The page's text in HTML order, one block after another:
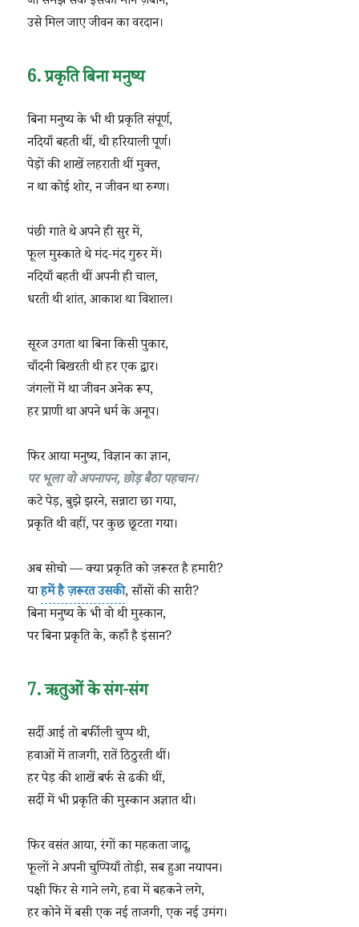
उसे मिल जाए जीवन का वरदान।
6. प्रकृति बिना मनुष्य
बिना मनुष्य के भी थी प्रकृति संपूर्ण,
नदियाँ बहती थीं, थी हरियाली पूर्ण।
पेड़ों की शाखें लहराती थीं मुक्त,
न था कोई शोर, न जीवन था रुग्ण।
पंछी गाते थे अपने ही सुर में,
फूल मुस्काते थे मंद-मंद गुरुर में।
नदियाँ बहती थीं अपनी ही चाल,
धरती थी शांत, आकाश था विशाल।
सूरज उगता था बिना किसी पुकार,
चाँदनी बिखरती थी हर एक द्वार।
जंगलों में था जीवन अनेक रूप,
हर प्राणी था अपने धर्म के अनूप।
फिर आया मनुष्य, विज्ञान का ज्ञान,
पर भूला वो अपनापन, छोड़ बैठा पहचान।
कटे पेड़, बुझे झरने, सन्नाटा छा गया,
प्रकृति थी वहीं, पर कुछ छूटता गया।
अब सोचो — क्या प्रकृति को ज़रूरत है हमारी?
याहमें है ज़रूरत उसकी, साँसों की सारी?
बिना मनुष्य के भी वो थी मुस्कान,
पर बिना प्रकृति के, कहाँ है इंसान?
7. ऋतुओं के संग-संग
सर्दी आई तो बर्फीली चुप्प थी,
हवाओं में ताजगी, रातें ठिठुरती थीं।
हर पेड़ की शाखें बर्फ से ढकी थीं,
सर्दी में भी प्रकृति की मुस्कान अज्ञात थी।
फिर वसंत आया, रंगों का महकता जादू,
फूलों ने अपनी चुप्पियाँ तोड़ी, सब हुआ नयापन।
पक्षी फिर से गाने लगे, हवा में बहकने लगे,
हर कोने में बसी एक नई ताजगी, एक नई उमंग।